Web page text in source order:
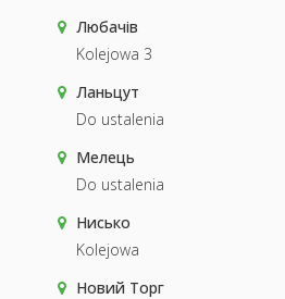
Любачів
Kolejowa 3
Ланьцут
Do ustalenia
Мелець
Do ustalenia
Нисько
Kolejowa
Новий Торг